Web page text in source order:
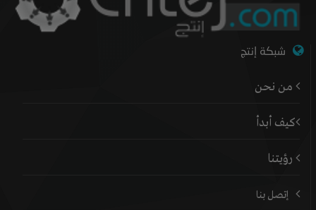
شبكة إنتج
من نحن
كيف أبدأ
رؤيتنا
إتصل بنا